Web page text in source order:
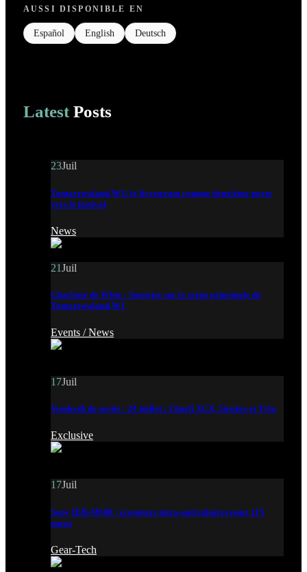
AUSSI DISPONIBLE EN
Español English Deutsch
Latest Posts
23Juil
Tomorrowland W2: le livestream comme deuxième porte
vers le festival
News
21Juil
Charlotte de Witte : Surprise sur la scène principale de
Tomorrowland W1
Events /News
17Juil
Vendredi de sortie : 24 juillet : Charli XCX, Strokes et Tyla
Exclusive
17Juil
Sony IER-M500 : écouteurs intra-auriculaires pour 115
euros
Gear-Tech